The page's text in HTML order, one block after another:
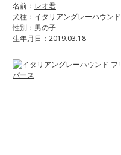
名前： レオ君
犬種：イタリアングレーハウンド
性別：男の子
生年月日：2019.03.18